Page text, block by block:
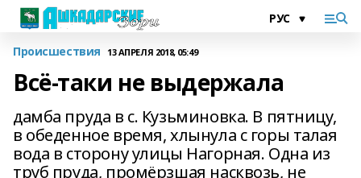
Происшествия 13 АПРЕЛЯ 2018, 05:49
Всё-таки не выдержала
дамба пруда в с. Кузьминовка. В пятницу,
в обеденное время, хлынула с горы талая
вода в сторону улицы Нагорная. Одна из
труб пруда, промёрзшая насквозь, не